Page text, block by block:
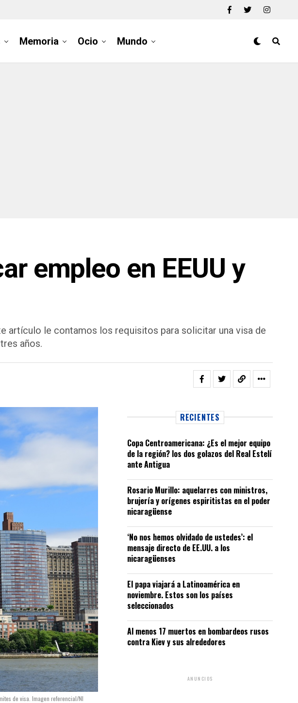
Memoria Ocio Mundo
empleo en EEUU y
artículo le contamos los requisitos para solicitar una visa de
años.
de visa. Imagen referencial/NI
RECIENTES
Copa Centroamericana: ¿Es el mejor equipo
de la región? los dos golazos del Real Estelí
ante Antigua
Rosario Murillo: aquelarres con ministros,
brujería y orígenes espiritistas en el poder
nicaragüense
‘No nos hemos olvidado de ustedes’: el
mensaje directo de EE.UU. a los
nicaragüenses
El papa viajará a Latinoamérica en
noviembre. Estos son los países
seleccionados
Al menos 17 muertos en bombardeos rusos
contra Kiev y sus alrededores
ANUNCIOS